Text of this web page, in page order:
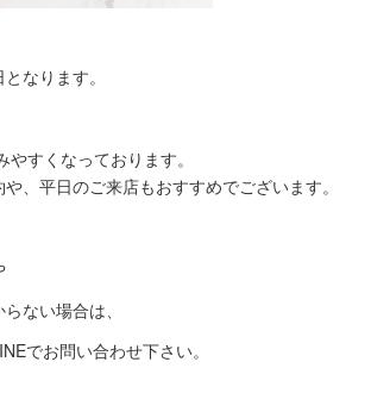
なります。
すくなっております。
、平日のご来店もおすすめでございます。
ない場合は、
でお問い合わせ下さい。